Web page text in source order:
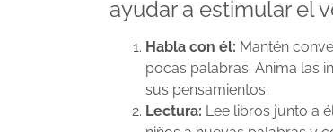
ayudar a estimular el
Habla con él: Mantén
pocas palabras. Anima las
sus pensamientos.
Lectura: Lee libros junto a